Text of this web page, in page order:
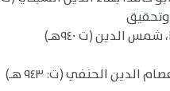
الدين (ت ٩٤٠هـ)
الحنفي (ت: ٩٤٣ هـ)